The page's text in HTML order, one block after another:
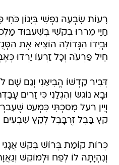
רָעוֹת שָׂבְעָה נַפְשִׁי בְּיָגוֹן כֹּחִי
חַיַּי מֵרְרוּ בְקֹשִׁי בְּשִׁעְבּוּד
וּבְיָדוֹ הַגְּדוֹלָה הוֹצִיא אֶת
חֵיל פַּרְעֹה וְכָל זַרְעוֹ יָרְדוּ
דְּבִיר קָדְשׁוֹ הֱבִיאַנִי וְגַם שָׁם
וּבָא נוֹגֵשׂ וְהִגְלַנִי כִּי זָרִים
וְיֵין רַעַל מָסַכְתִּי כִּמְעַט
קֵץ בָּבֶל זְרֻבָּבֶל לְקֵץ שִׁבְעִים
כְּרוֹת קוֹמַת בְּרוֹשׁ בִּקֵּשׁ
וְנִהְיָתָה לוֹ לְפַח וּלְמוֹקֵשׁ